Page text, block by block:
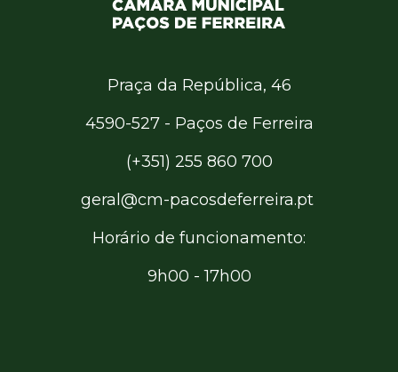
Praça da República, 46
4590-527 - Paços de Ferreira
(+351) 255 860 700
geral@cm-pacosdeferreira.pt
Horário de funcionamento:
9h00 - 17h00